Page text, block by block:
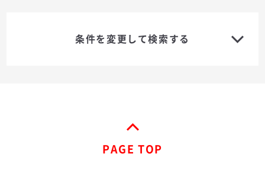
条件を変更して検索する
PAGE TOP